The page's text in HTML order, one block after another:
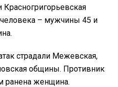
– мужчины 45 и
страдали Межевская,
общины. Противник
ранена женщина.